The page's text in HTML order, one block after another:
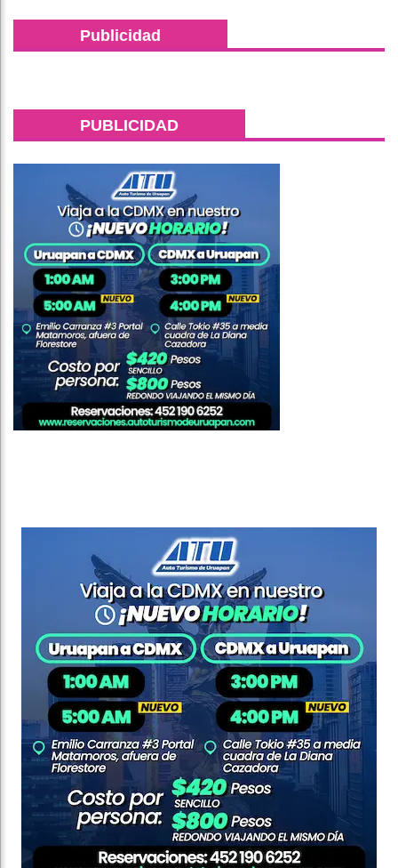
Publicidad
PUBLICIDAD